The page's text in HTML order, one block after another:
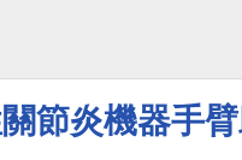
節炎機器手